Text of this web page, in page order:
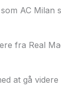
AC Milan
fra Real
at gå